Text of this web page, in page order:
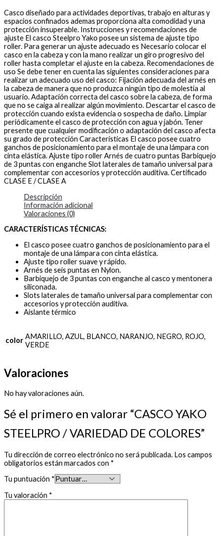
Casco diseñado para actividades deportivas, trabajo en alturas y
espacios confinados ademas proporciona alta comodidad y una
protección insuperable. Instrucciones y recomendaciones de
ajuste El casco Steelpro Yako posee un sistema de ajuste tipo
roller. Para generar un ajuste adecuado es Necesario colocar el
casco en la cabeza y con la mano realizar un giro progresivo del
roller hasta completar el ajuste en la cabeza. Recomendaciones de
uso Se debe tener en cuenta las siguientes consideraciones para
realizar un adecuado uso del casco: Fijación adecuada del arnés en
la cabeza de manera que no produzca ningún tipo de molestia al
usuario. Adaptación correcta del casco sobre la cabeza, de forma
que no se caiga al realizar algún movimiento. Descartar el casco de
protección cuando exista evidencia o sospecha de daño. Limpiar
periódicamente el casco de protección con agua y jabón. Tener
presente que cualquier modificación o adaptación del casco afecta
su grado de protección Características El casco posee cuatro
ganchos de posicionamiento para el montaje de una lámpara con
cinta elástica. Ajuste tipo roller Arnés de cuatro puntas Barbiquejo
de 3 puntas con enganche Slot laterales de tamaño universal para
complementar con accesorios y protección auditiva. Certificado
CLASE E / CLASE A
Descripción
Información adicional
Valoraciones (0)
CARACTERÍSTICAS TÉCNICAS:
El casco posee cuatro ganchos de posicionamiento para el
montaje de una lámpara con cinta elástica.
Ajuste tipo roller suave y rápido.
Arnés de seis puntas en Nylon.
Barbiquejo de 3 puntas con enganche al casco y mentonera
siliconada.
Slots laterales de tamaño universal para complementar con
accesorios y protección auditiva.
Aislante térmico
color AMARILLO, AZUL, BLANCO, NARANJO, NEGRO, ROJO,
VERDE
Valoraciones
No hay valoraciones aún.
Sé el primero en valorar “CASCO YAKO
STEELPRO / VARIEDAD DE COLORES”
Tu dirección de correo electrónico no será publicada. Los campos
obligatorios están marcados con *
Tu puntuación *
Tu valoración *